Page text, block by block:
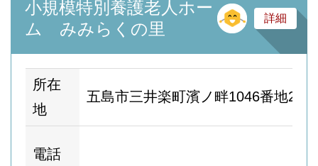
小規模特別養護老人ホー
ム みみらくの里
そ
詳細
所在
地
五島市三井楽町濱ノ畔1046番地2
電話